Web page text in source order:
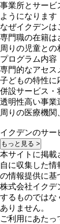
事業所とサービ
ようになります
なぜイクデンは
専門職の在籍は
周りの児童との
プログラム内容
専門的なアセス
子どもの特性に
併設サービス・
透明性高い事業
周りの医療機関
イクデンのサー
もっと見る >
本サイトに掲載
自に収集した
の情報提供に基
株式会社イクデ
するものではな
ありません。
ご利用にあたっ